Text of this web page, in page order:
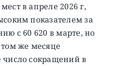
в апреле 2026 г,
показателем за
с 60 620 в марте, но
же месяце
сокращений в